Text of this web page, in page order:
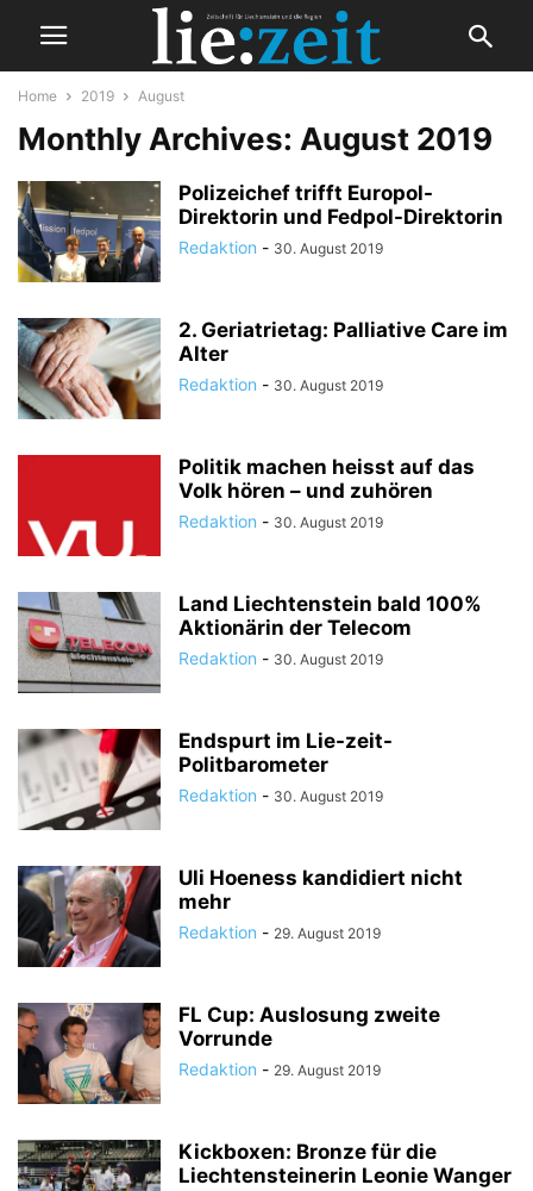
Home 2019 August
Monthly Archives: August 2019
Polizeichef trifft Europol-
Direktorin und Fedpol-Direktorin
Redaktion - 30. August 2019
2. Geriatrietag: Palliative Care im
Alter
Redaktion - 30. August 2019
Politik machen heisst auf das
Volk hören – und zuhören
Redaktion - 30. August 2019
Land Liechtenstein bald 100%
Aktionärin der Telecom
Redaktion - 30. August 2019
Endspurt im Lie-zeit-
Politbarometer
Redaktion - 30. August 2019
Uli Hoeness kandidiert nicht
mehr
Redaktion - 29. August 2019
FL Cup: Auslosung zweite
Vorrunde
Redaktion - 29. August 2019
Kickboxen: Bronze für die
Liechtensteinerin Leonie Wanger